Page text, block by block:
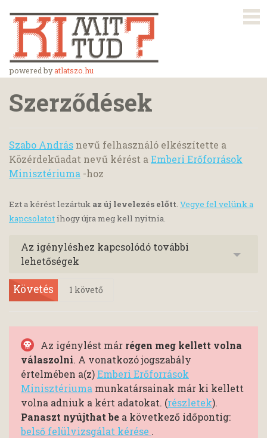
powered byatlatszo.hu
Szerződések
Szabo András nevű felhasználó elkészítette a
Közérdekűadat nevű kérést a Emberi Erőforrások
Minisztériuma -hoz
Ezt a kérést lezártuk az új levelezés előtt. Vegye fel velünk a
kapcsolatotihogy újra meg kell nyitnia.
Az igényléshez kapcsolódó további
lehetőségek
Követés 1 követő
Az igénylést már régen meg kellett volna
válaszolni. A vonatkozó jogszabály
értelmében a(z)Emberi Erőforrások
Minisztériuma munkatársainak már ki kellett
volna adniuk a kért adatokat. (részletek).
Panaszt nyújthat be a következő időpontig:
belső felülvizsgálat kérése .